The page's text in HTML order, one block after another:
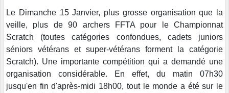
Le Dimanche 15 Janvier, plus grosse organisation que la
veille, plus de 90 archers FFTA pour le Championnat
Scratch (toutes catégories confondues, cadets juniors
séniors vétérans et super-vétérans forment la catégorie
Scratch). Une importante compétition qui a demandé une
organisation considérable. En effet, du matin 07h30
jusqu'en fin d'après-midi 18h00, tout le monde a été sur le